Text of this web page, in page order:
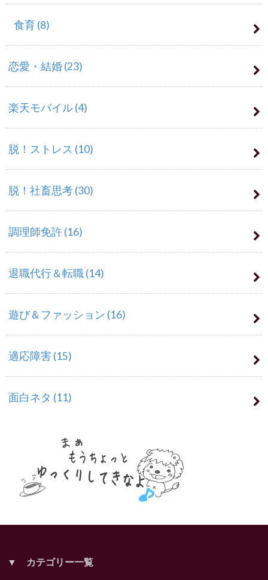
食育(8)
恋愛・結婚(23)
楽天モバイル(4)
脱！ストレス (10)
脱！社畜思考(30)
調理師免許(16)
退職代行＆転職(14)
遊び＆ファッション (16)
適応障害 (15)
面白ネタ (11)
▼ カテゴリー一覧